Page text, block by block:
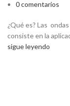
0comentarios
¿Qué es? Las
consiste en la
sigue leyendo